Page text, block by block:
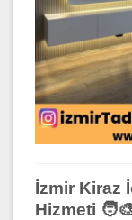
İzmir Kiraz
Hizmeti